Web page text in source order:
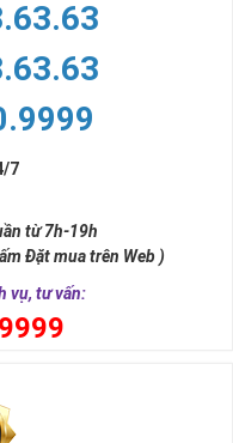
7
từ 7h-19h
Đặt mua trên Web )
vụ, tư vấn: